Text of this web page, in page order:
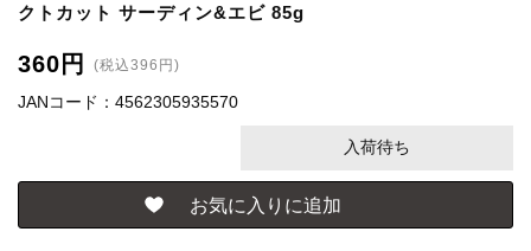
クトカット サーディン&エビ 85g
360円 (税込396円)
JANコード：4562305935570
入荷待ち